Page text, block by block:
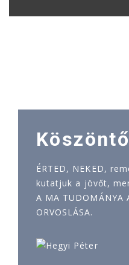
Köszöntő
ÉRTED, NEKED,
kutatjuk a jövőt,
A MA TUDOMÁNYA
ORVOSLÁSA.